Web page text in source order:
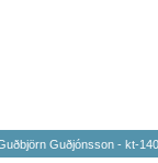
Guðjónsson - kt-